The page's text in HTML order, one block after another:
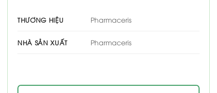
THƯƠNG HIỆU Pharmaceris
NHÀ SẢN XUẤT Pharmaceris